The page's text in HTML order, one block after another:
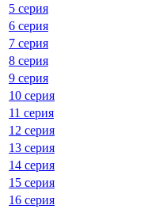
5 серия
6 серия
7 серия
8 серия
9 серия
10 серия
11 серия
12 серия
13 серия
14 серия
15 серия
16 серия